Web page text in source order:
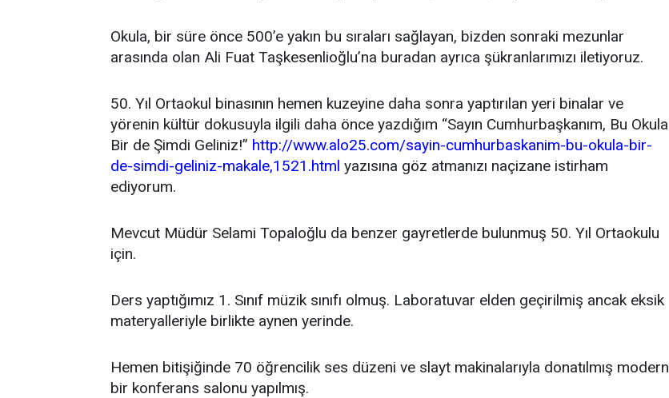
Okula, bir süre önce 500’e yakın bu sıraları sağlayan, bizden sonraki mezunlar
arasında olan Ali Fuat Taşkesenlioğlu’na buradan ayrıca şükranlarımızı iletiyoruz.
50. Yıl Ortaokul binasının hemen kuzeyine daha sonra yaptırılan yeri binalar ve
yörenin kültür dokusuyla ilgili daha önce yazdığım “Sayın Cumhurbaşkanım, Bu Okula
Bir de Şimdi Geliniz!” http://www.alo25.com/sayin-cumhurbaskanim-bu-okula-bir-
de-simdi-geliniz-makale,1521.html yazısına göz atmanızı naçizane istirham
ediyorum.
Mevcut Müdür Selami Topaloğlu da benzer gayretlerde bulunmuş 50. Yıl Ortaokulu
için.
Ders yaptığımız 1. Sınıf müzik sınıfı olmuş. Laboratuvar elden geçirilmiş ancak eksik
materyalleriyle birlikte aynen yerinde.
Hemen bitişiğinde 70 öğrencilik ses düzeni ve slayt makinalarıyla donatılmış modern
bir konferans salonu yapılmış.